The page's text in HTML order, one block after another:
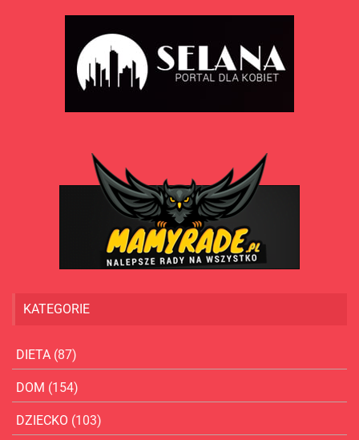
KATEGORIE
DIETA (87)
DOM (154)
DZIECKO (103)